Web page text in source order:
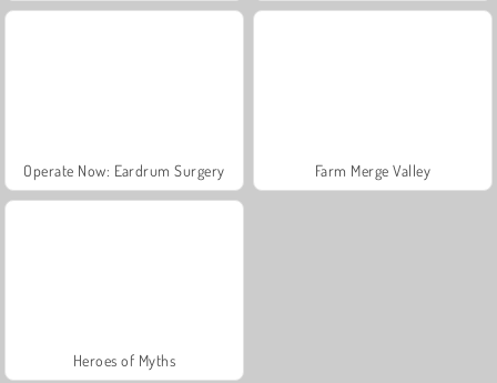
Operate Now: Eardrum Surgery Farm Merge Valley
Heroes of Myths